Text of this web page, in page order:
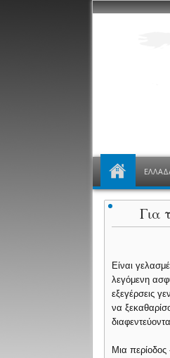
Για
Είναι
λεγόμενη
εξεγέρσεις
να
Μια